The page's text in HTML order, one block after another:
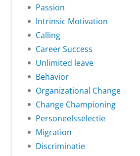
Passion
Intrinsic Motivation
Calling
Career Success
Unlimited leave
Behavior
Organizational Change
Change Championing
Personeelsselectie
Migration
Discriminatie